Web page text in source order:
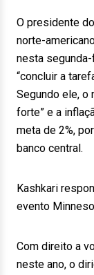
O presidente
norte-
nesta
“concluir a
Segundo ele, o
forte” e a
meta de 2%,
banco central.
Kashkari
evento
Com direito a
neste ano, o